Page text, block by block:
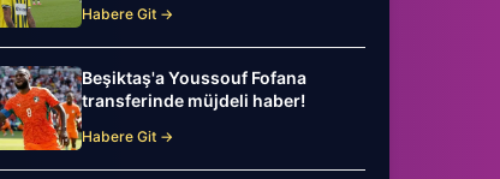
Habere Git →
Beşiktaş'a Youssouf Fofana
transferinde müjdeli haber!
Habere Git →